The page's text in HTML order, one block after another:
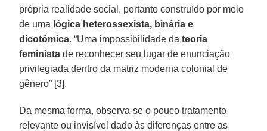
própria realidade social, portanto construído por meio
de uma lógica heterossexista, binária e
dicotômica. “Uma impossibilidade dateoria
feminista de reconhecer seu lugar de enunciação
privilegiada dentro da matriz moderna colonial de
gênero” [3].
Da mesma forma, observa-se o pouco tratamento
relevante ou invisível dado às diferenças entre as